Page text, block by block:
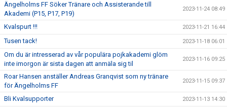
Ängelholms FF Söker Tränare och Assisterande till
Akademi (P15, P17, P19)
2023-11-24 08:49
Kvalspurt !!! 2023-11-21 16:44
Tusen tack! 2023-11-18 06:01
Om du är intresserad av vår populära pojkakademi glöm
inte imorgon är sista dagen att anmäla sig til
2023-11-16 09:25
Roar Hansen anställer Andreas Granqvist som ny tränare
för Ängelholms FF
2023-11-15 09:37
Bli Kvalsupporter 2023-11-13 14:30